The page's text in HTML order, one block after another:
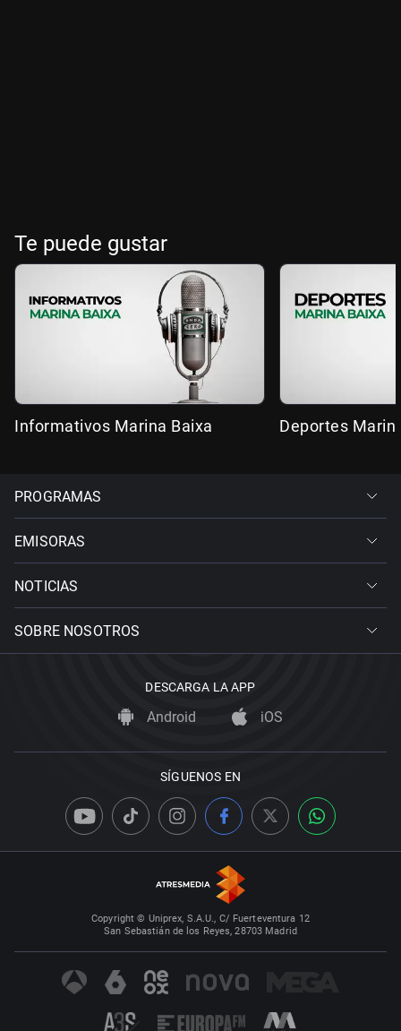
Te puede gustar
Informativos Marina Baixa Deportes
PROGRAMAS
EMISORAS
NOTICIAS
SOBRE NOSOTROS
DESCARGA LA APP
Android iOS
SÍGUENOS EN
Copyright © Uniprex, S.A.U., C/ Fuerteventura 12
San Sebastián de los Reyes, 28703 Madrid